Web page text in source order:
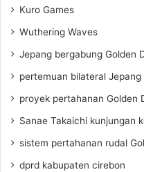
Kuro Games
Wuthering Waves
Jepang bergabung Golden
pertemuan bilateral Jepang
proyek pertahanan Golden
Sanae Takaichi kunjungan
sistem pertahanan rudal
dprd kabupaten cirebon